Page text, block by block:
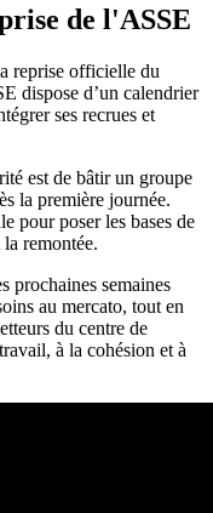
de l'ASSE
reprise officielle du
dispose d’un calendrier
ses recrues et
est de bâtir un groupe
la première journée.
pour poser les bases de
remontée.
prochaines semaines
au mercato, tout en
du centre de
à la cohésion et à